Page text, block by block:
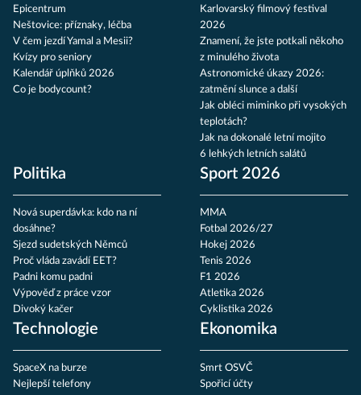
Epicentrum
Neštovice: příznaky, léčba
V čem jezdí Yamal a Mesii?
Kvízy pro seniory
Kalendář úplňků 2026
Co je bodycount?
Karlovarský filmový festival
2026
Znamení, že jste potkali někoho
z minulého života
Astronomické úkazy 2026:
zatmění slunce a další
Jak obléci miminko při vysokých
teplotách?
Jak na dokonalé letní mojito
6 lehkých letních salátů
Politika
Nová superdávka: kdo na ní
dosáhne?
Sjezd sudetských Němců
Proč vláda zavádí EET?
Padni komu padni
Výpověď z práce vzor
Divoký kačer
Sport 2026
MMA
Fotbal 2026/27
Hokej 2026
Tenis 2026
F1 2026
Atletika 2026
Cyklistika 2026
Technologie
SpaceX na burze
Nejlepší telefony
Ekonomika
Smrt OSVČ
Spořicí účty